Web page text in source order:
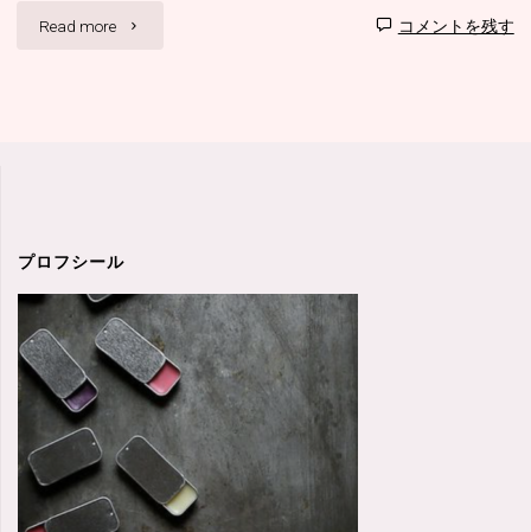
Read more "ち
サ
い
ブ
ロ
グ
の
コメントを残す
プロフシール